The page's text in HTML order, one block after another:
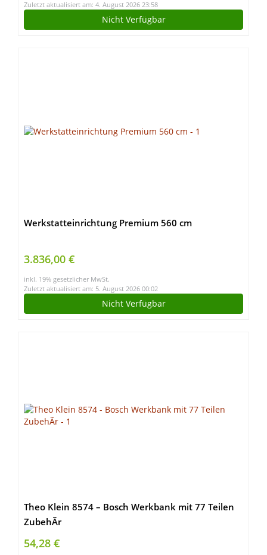
Zuletzt aktualisiert am: 4. August 2026 23:58
Nicht Verfügbar
Werkstatteinrichtung Premium 560 cm
3.836,00 €
inkl. 19% gesetzlicher MwSt.
Zuletzt aktualisiert am: 5. August 2026 00:02
Nicht Verfügbar
Theo Klein 8574 – Bosch Werkbank mit 77 Teilen
ZubehÃr
54,28 €